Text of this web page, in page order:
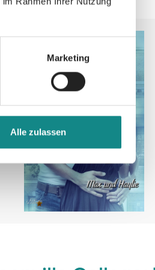
Marketing
Alle zulassen